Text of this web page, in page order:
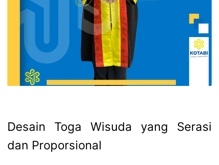
Desain Toga Wisuda yang Serasi
dan Proporsional